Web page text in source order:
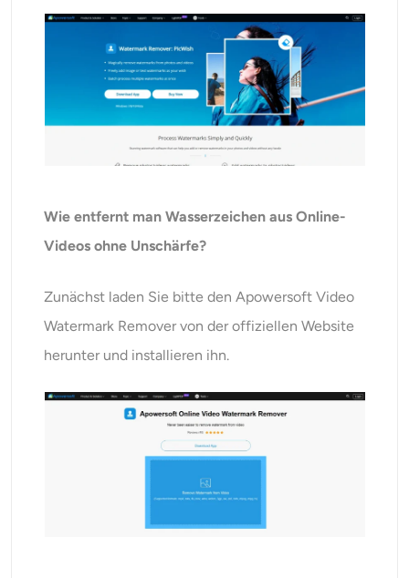
Wie entfernt man Wasserzeichen aus Online-
Videos ohne Unschärfe?
Zunächst laden Sie bitte den Apowersoft Video
Watermark Remover von der offiziellen Website
herunter und installieren ihn.